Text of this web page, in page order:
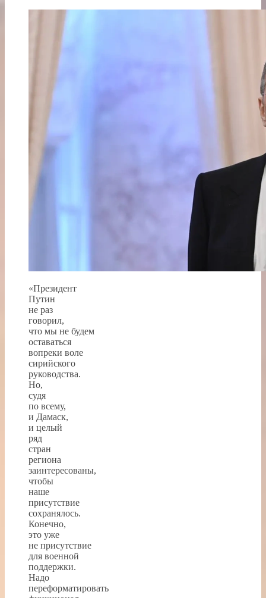
«Президент
Путин
не раз
говорил,
что мы не будем
оставаться
вопреки воле
сирийского
руководства.
Но,
судя
по всему,
и Дамаск,
и целый
ряд
стран
региона
заинтересованы,
чтобы
наше
присутствие
сохранялось.
Конечно,
это уже
не присутствие
для военной
поддержки.
Надо
переформатировать